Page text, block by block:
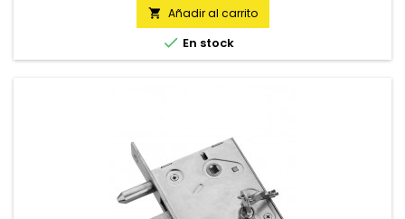
 Añadir al carrito
 En stock